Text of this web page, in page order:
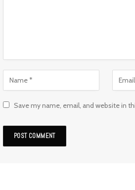
Save my name, email, and website in